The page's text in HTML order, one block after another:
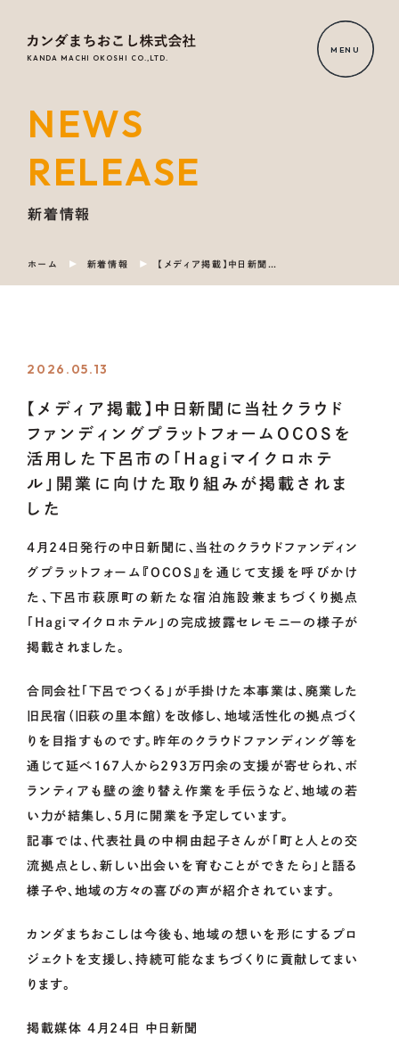
HOME
NEWS
OURSERVICE
COMPANY
メンバー・アドバイザー・パートナー
OUR
CoLoRs/ITEMs
02.ITEMsとは
04.感謝状贈呈式
OCOS
FORMUNICIPALITIES
MENU
KANDA MACHI OKOSHI CO.,LTD.
NEWS
RELEASE
新着情報
ホーム 新着情報 【メディア掲載】中日新聞に当社クラウドファンディングプラットフォームOCOSを活用した下呂市の「Hagiマイクロホテル」開業に向けた取り組みが掲載されました
2026.05.13
【メディア掲載】中日新聞に当社クラウド
ファンディングプラットフォームOCOSを
活用した下呂市の「Hagiマイクロホテ
ル」開業に向けた取り組みが掲載されま
した
4月24日発行の中日新聞に、当社のクラウドファンディン
グプラットフォーム『OCOS』を通じて支援を呼びかけ
た、下呂市萩原町の新たな宿泊施設兼まちづくり拠点
「Hagiマイクロホテル」の完成披露セレモニーの様子が
掲載されました。
合同会社「下呂でつくる」が手掛けた本事業は、廃業した
旧民宿（旧萩の里本館）を改修し、地域活性化の拠点づく
りを目指すものです。昨年のクラウドファンディング等を
通じて延べ167人から293万円余の支援が寄せられ、ボ
ランティアも壁の塗り替え作業を手伝うなど、地域の若
い力が結集し、5月に開業を予定しています。
記事では、代表社員の中桐由起子さんが「町と人との交
流拠点とし、新しい出会いを育むことができたら」と語る
様子や、地域の方々の喜びの声が紹介されています。
カンダまちおこしは今後も、地域の想いを形にするプロ
ジェクトを支援し、持続可能なまちづくりに貢献してまい
ります。
掲載媒体 4月24日 中日新聞